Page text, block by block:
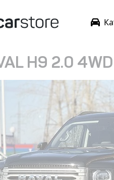
H9 2.0